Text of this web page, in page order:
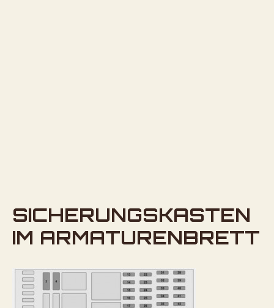
SICHERUNGSKASTEN
IM ARMATURENBRETT